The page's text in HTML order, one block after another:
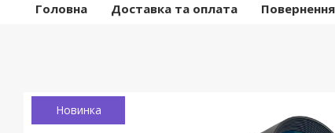
Головна Доставка та оплата
Новинка